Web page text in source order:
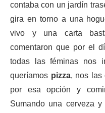
contaba con un jardín
gira en torno a una
vivo y una carta
comentaron que por el
todas las féminas nos
queríamos pizza, nos las
por esa opción y
Sumando una cerveza